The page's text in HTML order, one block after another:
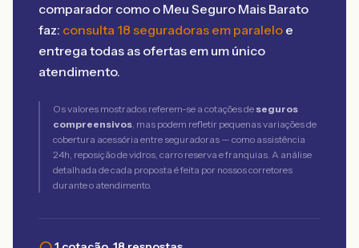
comparador como o Meu Seguro Mais Barato
faz: consulta 18 seguradoras em paralelo e
entrega todas as ofertas em um único
atendimento.
Os valores mostrados referem-se a cotações de seguros
compreensivos, mas podem refletir pequenas variações de
cobertura acessória entre seguradoras — como assistência
24h, reposição de vidros, carro reserva e franquias. A análise
detalhada de cada proposta é feita por nossos corretores
durante o atendimento.